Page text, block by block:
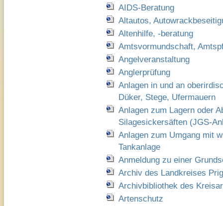
AIDS-Beratung
Altautos,
Altenhilfe, -beratung
Amtsvormundschaft,
Angelveranstaltung
Anglerprüfung
Anlagen in und an
Düker, Stege, Ufermauern
Anlagen zum Lagern oder
Silagesickersäften (JGS-
Anlagen zum Umgang mit
Tankanlage
Anmeldung zu einer
Archiv des Landkreises
Archivbibliothek des
Artenschutz